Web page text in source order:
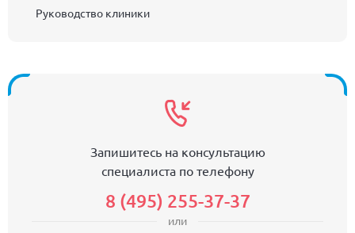
Руководство клиники
Запишитесь на консультацию
специалиста по телефону
8 (495) 255-37-37
или